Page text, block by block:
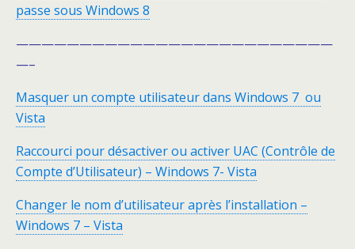
passe sous Windows 8
—————————————————————————
—–
Masquer un compte utilisateur dans Windows 7 ou
Vista
Raccourci pour désactiver ou activer UAC (Contrôle de
Compte d’Utilisateur) – Windows 7- Vista
Changer le nom d’utilisateur après l’installation –
Windows 7 – Vista